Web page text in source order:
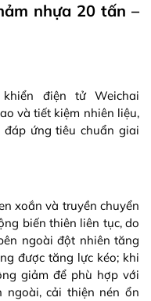
nhựa 20 tấn –
điện tử Weichai
và tiết kiệm nhiên liệu,
ứng tiêu chuẩn giai
xoắn và truyền chuyển
biến thiên liên tục, do
ngoài đột nhiên tăng
được tăng lực kéo; khi
giảm để phù hợp với
cải thiện nén ổn